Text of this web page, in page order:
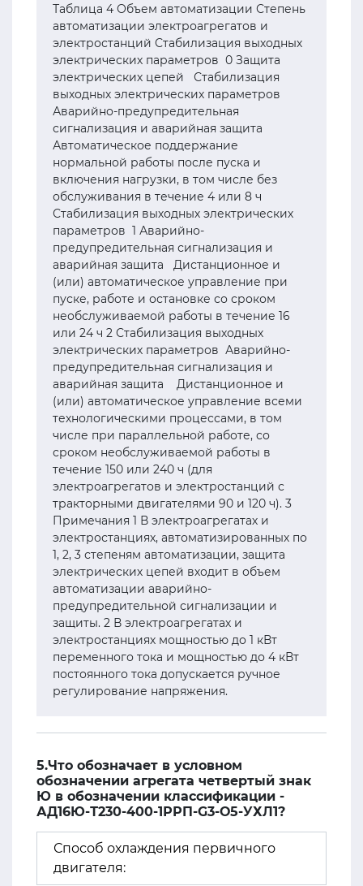
Таблица 4 Объем автоматизации Степень
автоматизации электроагрегатов и
электростанций Стабилизация выходных
электрических параметров 0 Защита
электрических цепей Стабилизация
выходных электрических параметров
Аварийно-предупредительная
сигнализация и аварийная защита
Автоматическое поддержание
нормальной работы после пуска и
включения нагрузки, в том числе без
обслуживания в течение 4 или 8 ч
Стабилизация выходных электрических
параметров 1 Аварийно-
предупредительная сигнализация и
аварийная защита Дистанционное и
(или) автоматическое управление при
пуске, работе и остановке со сроком
необслуживаемой работы в течение 16
или 24 ч 2 Стабилизация выходных
электрических параметров Аварийно-
предупредительная сигнализация и
аварийная защита Дистанционное и
(или) автоматическое управление всеми
технологическими процессами, в том
числе при параллельной работе, со
сроком необслуживаемой работы в
течение 150 или 240 ч (для
электроагрегатов и электростанций с
тракторными двигателями 90 и 120 ч). 3
Примечания 1 В электроагрегатах и
электростанциях, автоматизированных по
1, 2, 3 степеням автоматизации, защита
электрических цепей входит в объем
автоматизации аварийно-
предупредительной сигнализации и
защиты. 2 В электроагрегатах и
электростанциях мощностью до 1 кВт
переменного тока и мощностью до 4 кВт
постоянного тока допускается ручное
регулирование напряжения.
5.Что обозначает в условном
обозначении агрегата четвертый знак
Ю в обозначении классификации -
АД16Ю-Т230-400-1РРП-G3-О5-УХЛ1?
Способ охлаждения первичного
двигателя: